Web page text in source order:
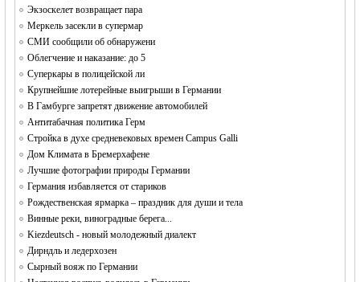
Экзоскелет возвращает пара
Меркель засекли в супермар
СМИ сообщили об обнаружени
Облегчение и наказание: до 5
Суперкары в полицейской ли
Крупнейшие лотерейные выигрыши в Германии
В Гамбурге запретят движение автомобилей
Антитабачная политика Герм
Стройка в духе средневековых времен Campus Galli
Дом Климата в Бремерхафене
Лучшие фотографии природы Германии
Германия избавляется от стариков
Рождественская ярмарка – праздник для души и тела
Винные реки, виноградные берега...
Kiezdeutsch - новый молодежный диалект
Дирндль и ледерхозен
Сырный вояж по Германии